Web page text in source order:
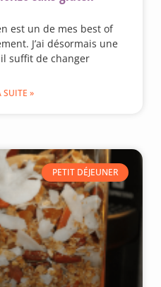
est un de mes best of
J’ai désormais une
suffit de changer
SUITE »
PETIT DÉJEUNER